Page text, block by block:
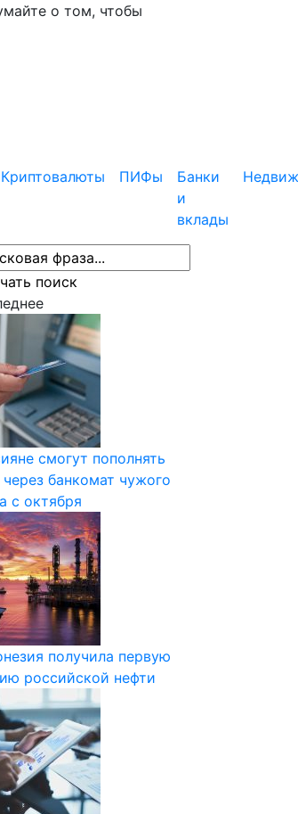
о том, чтобы
Криптовалюты ПИФы
Банки
и
вклады
смогут пополнять
через банкомат чужого
с октября
получила первую
российской нефти